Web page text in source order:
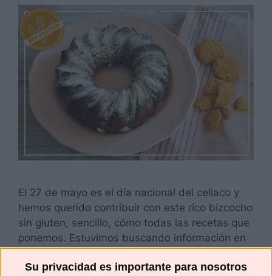
Su privacidad es importante para nosotros
El 27 de mayo es el día nacional del celiaco y
hemos querido contribuir con este rico bizcocho
sin gluten, sencillo, cómo todas las recetas que
ponemos. Estuvimos buscando información en
FACE. Federación de Asociaciones de Celiacos
de España, para saber más de ésta